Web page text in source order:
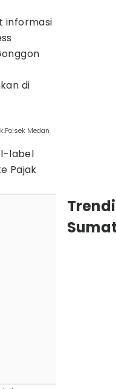
informasi
di
Medan
label
Pajak